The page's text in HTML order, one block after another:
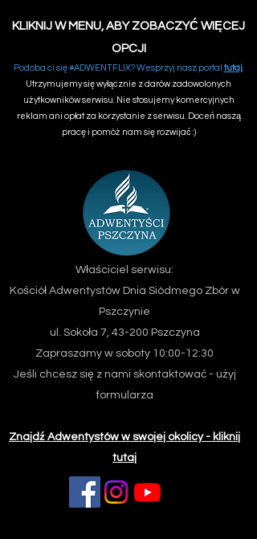
KLIKNIJ W MENU, ABY ZOBACZYĆ WIĘCEJ
OPCJI
Podoba ci się #ADWENTFLIX? Wesprzyj nasz portal tutaj.
Utrzymujemy się wyłącznie z darów zadowolonych
użytkowników serwisu. Nie stosujemy komercyjnych
reklam ani opłat za korzystanie z serwisu. Doceń naszą
pracę i pomóż nam się rozwijać :)
Właściciel serwisu:
Kościół Adwentystów Dnia Siódmego Zbór w
Pszczynie
ul. Sokoła 7, 43-200 Pszczyna
Zapraszamy w soboty 10:00-12:30
Jeśli chcesz się z nami skontaktować - użyj
formularza
Znajdź Adwentystów w swojej okolicy - kliknij
tutaj